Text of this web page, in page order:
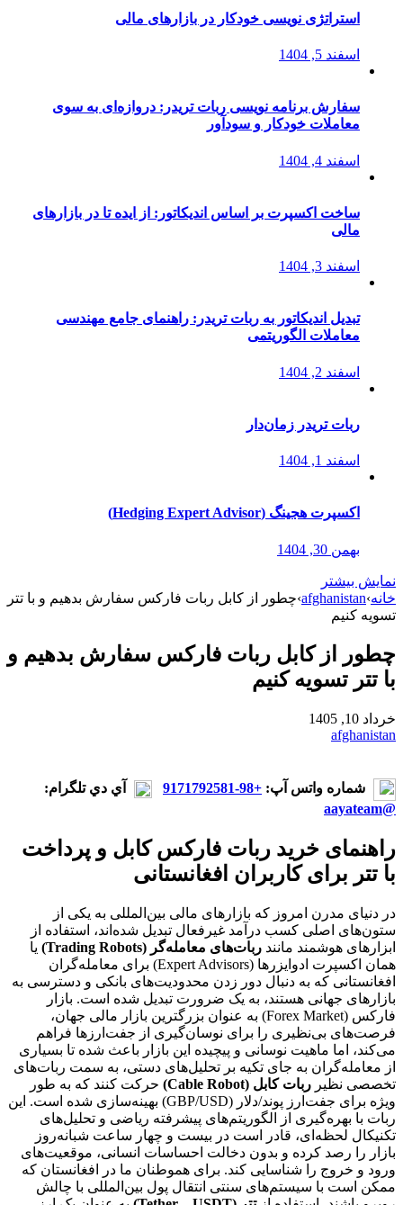
استراتژی‌ نویسی خودکار در بازارهای مالی
اسفند 5, 1404
سفارش برنامه نویسی ربات تریدر: دروازه‌ای به سوی
معاملات خودکار و سودآور
اسفند 4, 1404
ساخت اکسپرت بر اساس اندیکاتور: از ایده تا در بازارهای
مالی
اسفند 3, 1404
تبدیل اندیکاتور به ربات تریدر: راهنمای جامع مهندسی
معاملات الگوریتمی
اسفند 2, 1404
ربات تریدر زمان‌دار
اسفند 1, 1404
اکسپرت هجینگ (Hedging Expert Advisor)
بهمن 30, 1404
نمایش بیشتر
خانه›
afghanistan
›چطور از کابل ربات فارکس سفارش بدهیم و با تتر
تسویه کنیم
چطور از کابل ربات فارکس سفارش بدهیم و
با تتر تسویه کنیم
خرداد 10, 1405
afghanistan
شماره واتس آپ: +98-9171792581
آي دي تلگرام:
@aayateam
راهنمای خرید ربات فارکس کابل و پرداخت
با تتر برای کاربران افغانستانی
در دنیای مدرن امروز که بازارهای مالی بین‌المللی به یکی از
ستون‌های اصلی کسب درآمد غیرفعال تبدیل شده‌اند، استفاده از
ابزارهای هوشمند مانند ربات‌های معامله‌گر (Trading Robots)
یا
همان اکسپرت ادوایزرها (Expert Advisors) برای معامله‌گران
افغانستانی که به دنبال دور زدن محدودیت‌های بانکی و دسترسی به
بازارهای جهانی هستند، به یک ضرورت تبدیل شده است. بازار
فارکس (Forex Market) به عنوان بزرگترین بازار مالی جهان،
فرصت‌های بی‌نظیری را برای نوسان‌گیری از جفت‌ارزها فراهم
می‌کند، اما ماهیت نوسانی و پیچیده این بازار باعث شده تا بسیاری
از معامله‌گران به جای تکیه بر تحلیل‌های دستی، به سمت ربات‌های
تخصصی نظیر ربات کابل (Cable Robot)
حرکت کنند که به طور
ویژه برای جفت‌ارز پوند/دلار (GBP/USD) بهینه‌سازی شده است. این
ربات با بهره‌گیری از الگوریتم‌های پیشرفته ریاضی و تحلیل‌های
تکنیکال لحظه‌ای، قادر است در بیست و چهار ساعت شبانه‌روز
بازار را رصد کرده و بدون دخالت احساسات انسانی، موقعیت‌های
ورود و خروج را شناسایی کند. برای هموطنان ما در افغانستان که
ممکن است با سیستم‌های سنتی انتقال پول بین‌المللی با چالش